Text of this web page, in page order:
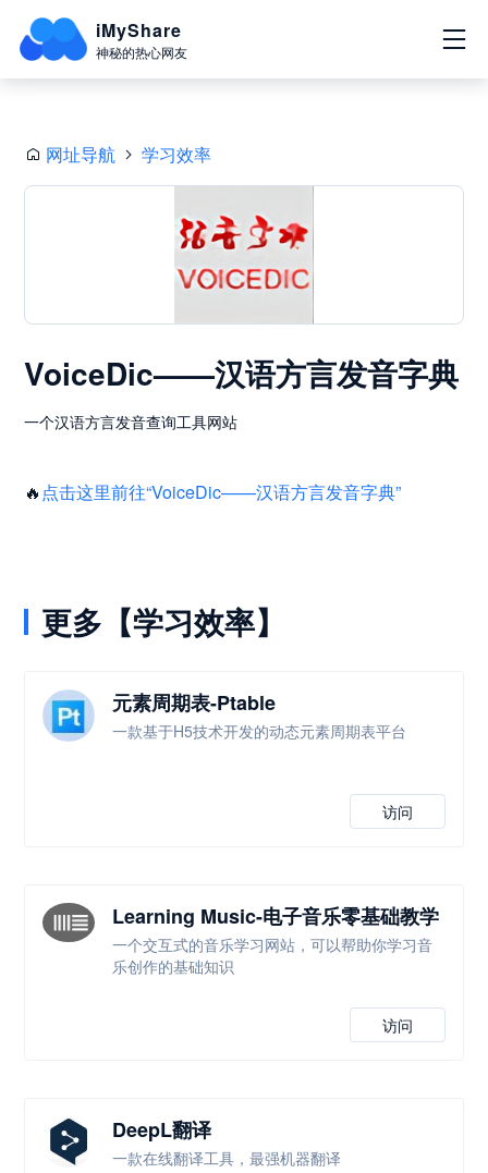
iMyShare
神秘的热心网友
网址导航 学习效率
VoiceDic——汉语方言发音字典
一个汉语方言发音查询工具网站
🔥 点击这里前往“VoiceDic——汉语方言发音字典”
更多【学习效率】
元素周期表-Ptable
一款基于H5技术开发的动态元素周期表平台
访问
Learning Music-电子音乐零基础教学
一个交互式的音乐学习网站，可以帮助你学习音
乐创作的基础知识
访问
DeepL翻译
一款在线翻译工具，最强机器翻译